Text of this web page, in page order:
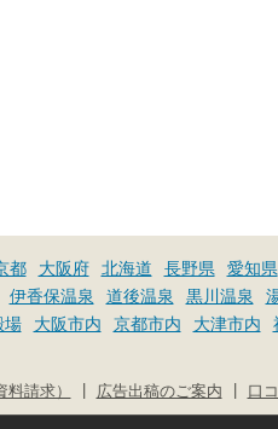
都 大阪府 北海道 長野県 愛知県
伊香保温泉 道後温泉 黒川温泉
場 大阪市内 京都市内 大津市内
口
広告出稿のご案内
請求）